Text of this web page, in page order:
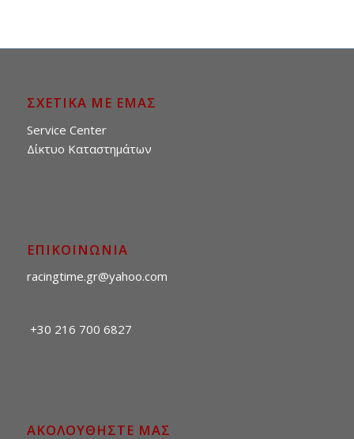
ΣΧΕΤΙΚΑ ΜΕ ΕΜΑΣ
Service Center
Δίκτυο Καταστημάτων
ΕΠΙΚΟΙΝΩΝΙΑ
racingtime.gr@yahoo.com
+30 216 700 6827
ΑΚΟΛΟΥΘΗΣΤΕ ΜΑΣ